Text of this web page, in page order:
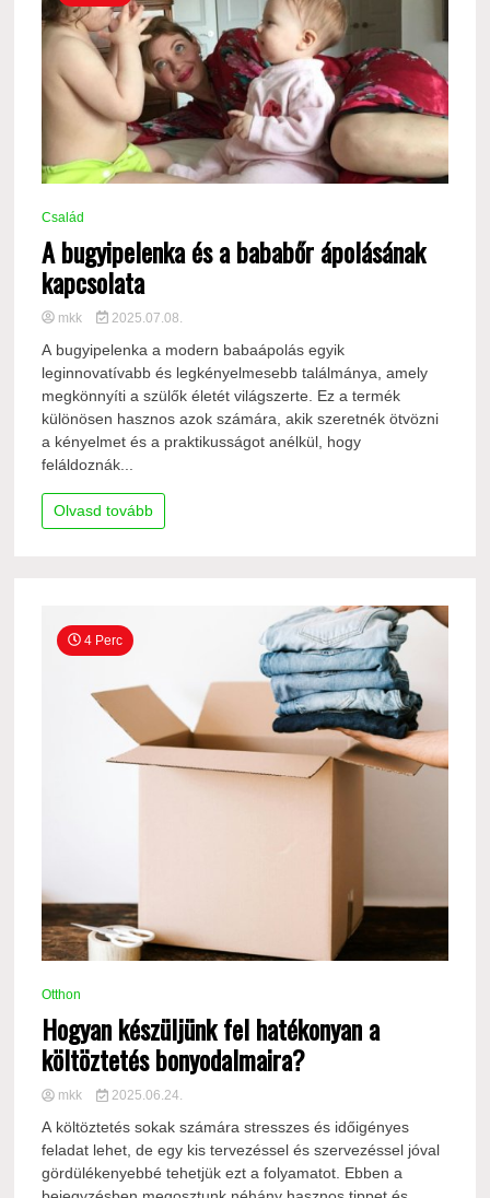
Család
A bugyipelenka és a bababőr ápolásának
kapcsolata
mkk 2025.07.08.
A bugyipelenka a modern babaápolás egyik
leginnovatívabb és legkényelmesebb találmánya, amely
megkönnyíti a szülők életét világszerte. Ez a termék
különösen hasznos azok számára, akik szeretnék ötvözni
a kényelmet és a praktikusságot anélkül, hogy
feláldoznák...
Olvasd tovább
4 Perc
Otthon
Hogyan készüljünk fel hatékonyan a
költöztetés bonyodalmaira?
mkk 2025.06.24.
A költöztetés sokak számára stresszes és időigényes
feladat lehet, de egy kis tervezéssel és szervezéssel jóval
gördülékenyebbé tehetjük ezt a folyamatot. Ebben a